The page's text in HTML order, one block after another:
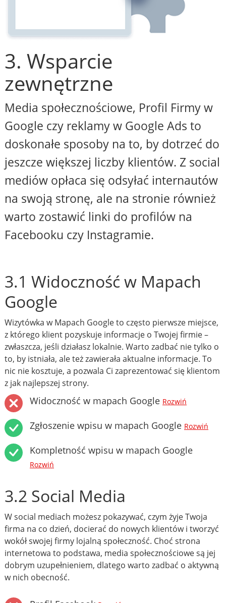
3. Wsparcie
zewnętrzne
Media społecznościowe, Profil Firmy w
Google czy reklamy w Google Ads to
doskonałe sposoby na to, by dotrzeć do
jeszcze większej liczby klientów. Z social
mediów opłaca się odsyłać internautów
na swoją stronę, ale na stronie również
warto zostawić linki do profilów na
Facebooku czy Instagramie.
3.1 Widoczność w Mapach
Google
Wizytówka w Mapach Google to często pierwsze miejsce,
z którego klient pozyskuje informacje o Twojej firmie –
zwłaszcza, jeśli działasz lokalnie. Warto zadbać nie tylko o
to, by istniała, ale też zawierała aktualne informacje. To
nic nie kosztuje, a pozwala Ci zaprezentować się klientom
z jak najlepszej strony.
Widoczność w mapach Google Rozwiń
Zgłoszenie wpisu w mapach Google Rozwiń
Kompletność wpisu w mapach Google
Rozwiń
3.2 Social Media
W social mediach możesz pokazywać, czym żyje Twoja
firma na co dzień, docierać do nowych klientów i tworzyć
wokół swojej firmy lojalną społeczność. Choć strona
internetowa to podstawa, media społecznościowe są jej
dobrym uzupełnieniem, dlatego warto zadbać o aktywną
w nich obecność.